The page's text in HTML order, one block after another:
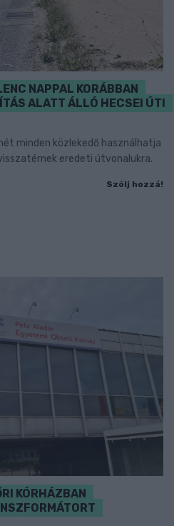
NAPPAL KORÁBBAN
ALATT ÁLLÓ HECSEI ÚTI
minden közlekedő használhatja
eredeti útvonalukra.
Szólj hozzá!
KÓRHÁZBAN